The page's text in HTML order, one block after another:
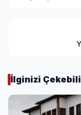
İlginizi